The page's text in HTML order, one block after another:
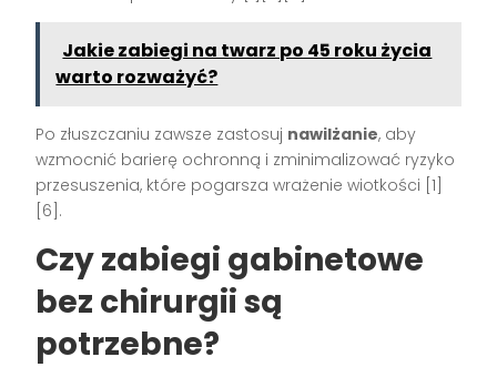
Jakie zabiegi na twarz po 45 roku życia
warto rozważyć?
Po złuszczaniu zawsze zastosuj nawilżanie, aby
wzmocnić barierę ochronną i zminimalizować ryzyko
przesuszenia, które pogarsza wrażenie wiotkości [1]
[6].
Czy zabiegi gabinetowe
bez chirurgii są
potrzebne?